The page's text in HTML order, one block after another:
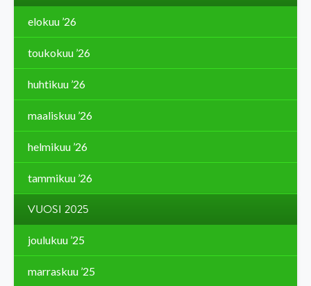
elokuu ’26
toukokuu ’26
huhtikuu ’26
maaliskuu ’26
helmikuu ’26
tammikuu ’26
VUOSI 2025
joulukuu ’25
marraskuu ’25